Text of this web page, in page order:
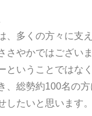
、多くの方々に支
さやかではござい
ということではな
、総勢約100名の
したいと思います。